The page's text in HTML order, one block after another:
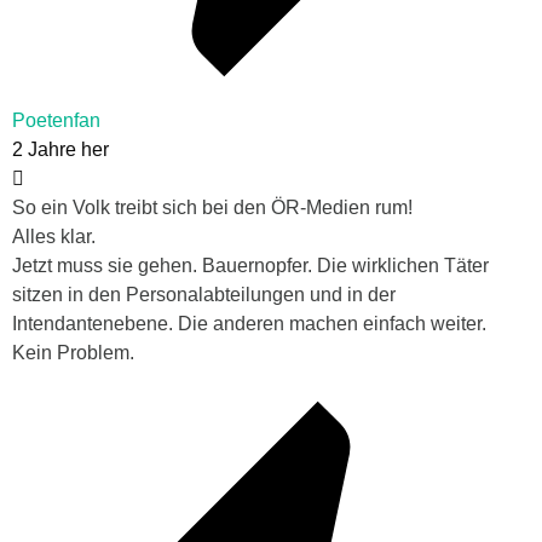
Poetenfan
2 Jahre her
So ein Volk treibt sich bei den ÖR-Medien rum!
Alles klar.
Jetzt muss sie gehen. Bauernopfer. Die wirklichen Täter
sitzen in den Personalabteilungen und in der
Intendantenebene. Die anderen machen einfach weiter.
Kein Problem.